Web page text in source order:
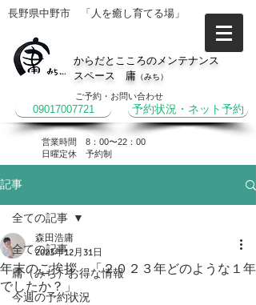
長野県中野市 「人を癒し育てる場」
からだとこころのメンテナンス
スペース 庸 （みち）
ご予約・お問い合わせ
09017007721 予約状況・ネット予約
営業時間 8：00〜22：00
​日曜定休 予約制
記事
全ての記事
庸（みち）お得な情報
今週の予約状況
全ての記事
年末のご挨拶 「２０２３年どのような１年
でしたか？」
森田浩庸
2023年12月31日